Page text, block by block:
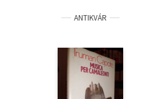
ANTIKVÁR